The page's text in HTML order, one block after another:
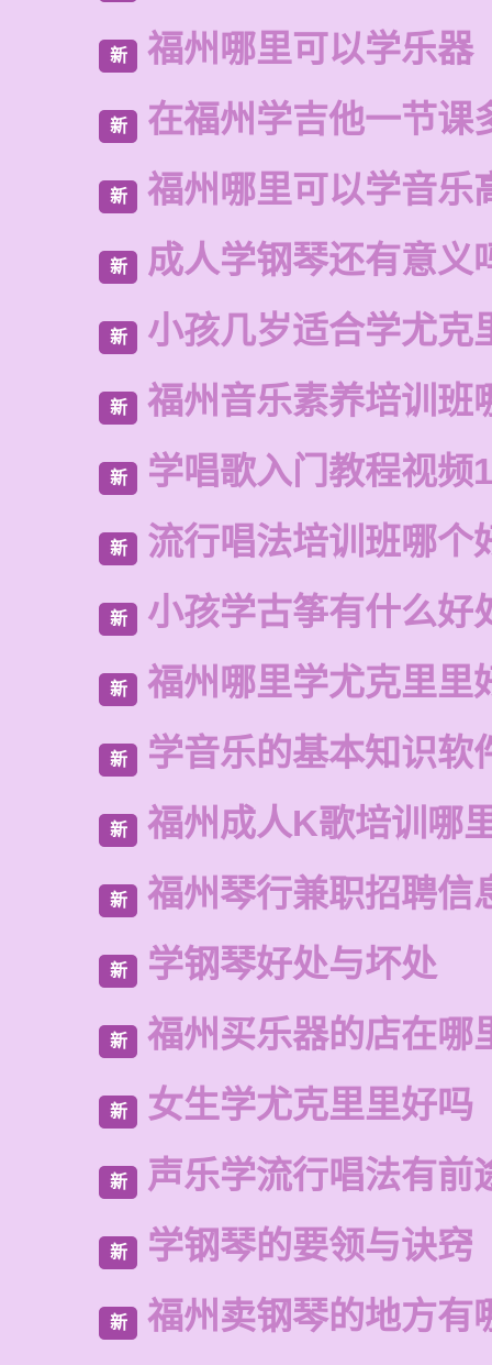
新 福州哪里可以学乐器
新 在福州学吉他一节课
新 福州哪里可以学音乐
新 成人学钢琴还有意义
新 小孩几岁适合学尤克
新 福州音乐素养培训班
新 学唱歌入门教程视频
新 流行唱法培训班哪个
新 小孩学古筝有什么好
新 福州哪里学尤克里里
新 学音乐的基本知识软
新 福州成人K歌培训哪
新 福州琴行兼职招聘信
新 学钢琴好处与坏处
新 福州买乐器的店在哪
新 女生学尤克里里好吗
新 声乐学流行唱法有前
新 学钢琴的要领与诀窍
新 福州卖钢琴的地方有